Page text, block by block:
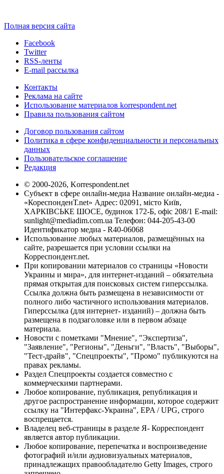
Полная версия сайта
Facebook
Twitter
RSS-ленты
E-mail рассылка
Контакты
Реклама на сайте
Использование материалов korrespondent.net
Правила пользования сайтом
Договор пользования сайтом
Политика в сфере конфиденциальности и персональных
данных
Пользовательское соглашение
Редакция
© 2000-2026, Korrespondent.net
Субъект в сфере онлайн-медиа Название онлайн-медиа -
«КореспонденТ.net» Адрес: 02091, місто Київ,
ХАРКІВСЬКЕ ШОСЕ, будинок 172-Б, офіс 208/1 E-mail:
sunlight@mediadim.com.ua Телефон: 044-205-43-00
Идентификатор медиа - R40-06068
Использование любых материалов, размещённых на
сайте, разрешается при условии ссылки на
Корреспондент.net.
При копировании материалов со страницы «Новости
Украины и мира», для интернет-изданий – обязательна
прямая открытая для поисковых систем гиперссылка.
Ссылка должна быть размещена в независимости от
полного либо частичного использования материалов.
Гиперссылка (для интернет- изданий) – должна быть
размещена в подзаголовке или в первом абзаце
материала.
Новости с пометками "Мнение", "Экспертиза",
"Заявление", "Регионы", "Деньги", "Власть", "Выборы",
"Тест-драйв", "Спецпроекты", "Промо" публикуются на
правах рекламы.
Раздел Спецпроекты создается совместно с
коммерческими партнерами.
Любое копирование, публикация, републикация и
другое распространение информации, которое содержит
ссылку на "Интерфакс-Украина", EPA / UPG, строго
воспрещается.
Владелец веб-страницы в разделе Я- Корреспондент
является автор публикации.
Любое копирование, перепечатка и воспроизведение
фотографий и/или аудиовизуальных материалов,
принадлежащих правообладателю Getty Images, строго